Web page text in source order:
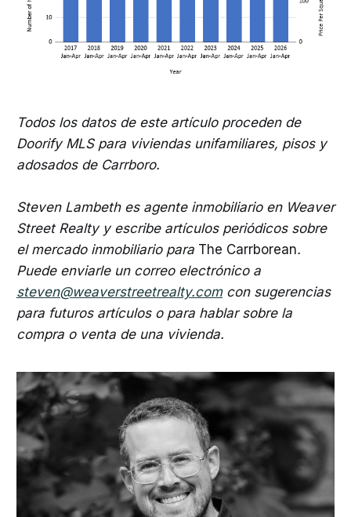
Todos los datos de este artículo proceden de
Doorify MLS para viviendas unifamiliares, pisos y
adosados de Carrboro.
Steven Lambeth es agente inmobiliario en Weaver
Street Realty y escribe artículos periódicos sobre
el mercado inmobiliario para The Carrborean.
Puede enviarle un correo electrónico a
steven@weaverstreetrealty.comcon sugerencias
para futuros artículos o para hablar sobre la
compra o venta de una vivienda.